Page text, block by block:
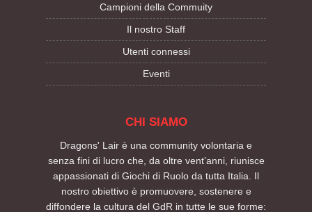
Campioni della Commuity
Il nostro Staff
Utenti connessi
Eventi
CHI SIAMO
Dragons' Lair è una community volontaria e
senza fini di lucro che, da oltre vent’anni, riunisce
appassionati di Giochi di Ruolo da tutta Italia. Il
nostro obiettivo è promuovere, sostenere e
diffondere la cultura del GdR in tutte le sue forme: